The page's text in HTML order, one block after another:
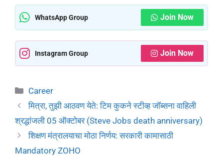
WhatsApp Group Join Now
Instagram Group Join Now
Career
मित्रा, तुझी आठवण येते: टिम कुकने स्टीव्ह जॉब्सना वाहिली
श्रद्धांजली 05 ऑक्टोबर (Steve Jobs death anniversary)
शिक्षण मंत्रालयाचा मोठा निर्णय: सरकारी कामासाठी
Mandatory ZOHO